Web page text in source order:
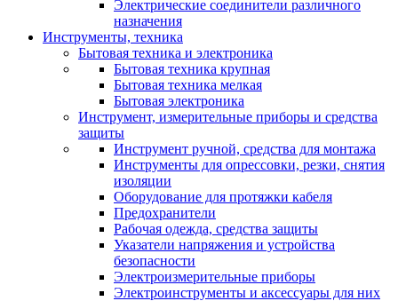
Электрические соединители различного
назначения
Инструменты, техника
Бытовая техника и электроника
Бытовая техника крупная
Бытовая техника мелкая
Бытовая электроника
Инструмент, измерительные приборы и средства
защиты
Инструмент ручной, средства для монтажа
Инструменты для опрессовки, резки, снятия
изоляции
Оборудование для протяжки кабеля
Предохранители
Рабочая одежда, средства защиты
Указатели напряжения и устройства
безопасности
Электроизмерительные приборы
Электроинструменты и аксессуары для них